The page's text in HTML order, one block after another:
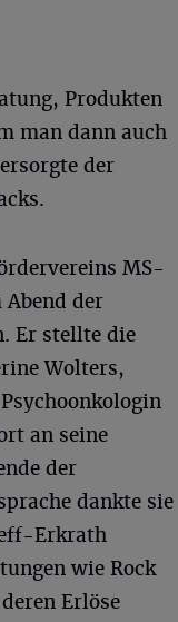
Produkten
man dann auch
der
MS-
der
Er stellte die
Wolters,
an seine
der
dankte sie
Erkrath
wie Rock
Erlöse